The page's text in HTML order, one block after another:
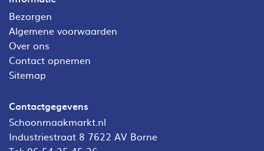
Bezorgen
Algemene voorwaarden
Over ons
Contact opnemen
Sitemap
Contactgegevens
Schoonmaakmarkt.nl
Industriestraat 8 7622 AV Borne